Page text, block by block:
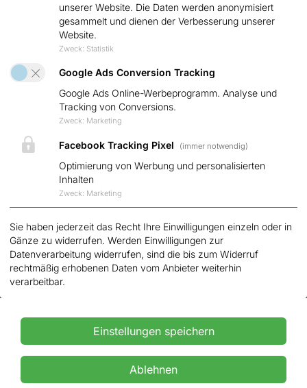
Solarmodule
Stromspeicher
Wechselrichter
Beratung & Planung
Montage & Betriebnahme
Anlagen-Monitoring
Garantie & Förderungen
Über uns
unserer Website. Die Daten werden anonymisiert
gesammelt und dienen der Verbesserung unserer
Website.
Zweck: Statistik
Google Ads Conversion Tracking
Google Ads Online-Werbeprogramm. Analyse und
Tracking von Conversions.
Zweck: Marketing
Facebook Tracking Pixel (immer notwendig)
Optimierung von Werbung und personalisierten
Inhalten
Zweck: Marketing
Sie haben jederzeit das Recht Ihre Einwilligungen einzeln oder in
Gänze zu widerrufen. Werden Einwilligungen zur
Datenverarbeitung widerrufen, sind die bis zum Widerruf
rechtmäßig erhobenen Daten vom Anbieter weiterhin
verarbeitbar.
Ablehnen
Einstellungen speichern